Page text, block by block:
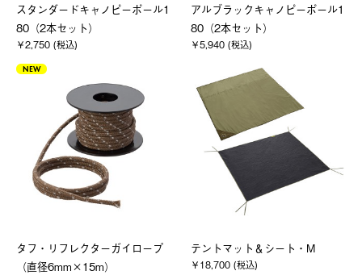
スタンダードキャノピーポール1
80（2本セット）
￥2,750 (税込)
アルブラックキャノピーポール1
80（2本セット）
￥5,940 (税込)
NEW
タフ・リフレクターガイロープ
（直径6mm×15m）
テントマット＆シート・M
￥18,700 (税込)